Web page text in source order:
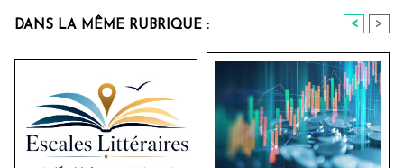
DANS LA MÊME RUBRIQUE : < >